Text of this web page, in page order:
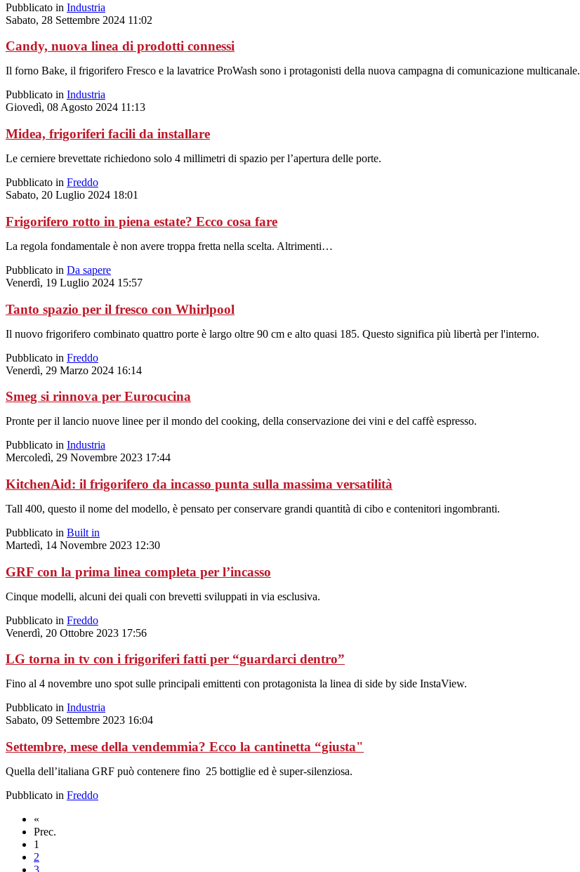
Pubblicato in Industria
Sabato, 28 Settembre 2024 11:02
Candy, nuova linea di prodotti connessi
Il forno Bake, il frigorifero Fresco e la lavatrice ProWash sono i protagonisti della nuova campagna di comunicazione multicanale.
Pubblicato in Industria
Giovedì, 08 Agosto 2024 11:13
Midea, frigoriferi facili da installare
Le cerniere brevettate richiedono solo 4 millimetri di spazio per l’apertura delle porte.
Pubblicato in Freddo
Sabato, 20 Luglio 2024 18:01
Frigorifero rotto in piena estate? Ecco cosa fare
La regola fondamentale è non avere troppa fretta nella scelta. Altrimenti…
Pubblicato in Da sapere
Venerdì, 19 Luglio 2024 15:57
Tanto spazio per il fresco con Whirlpool
Il nuovo frigorifero combinato quattro porte è largo oltre 90 cm e alto quasi 185. Questo significa più libertà per l'interno.
Pubblicato in Freddo
Venerdì, 29 Marzo 2024 16:14
Smeg si rinnova per Eurocucina
Pronte per il lancio nuove linee per il mondo del cooking, della conservazione dei vini e del caffè espresso.
Pubblicato in Industria
Mercoledì, 29 Novembre 2023 17:44
KitchenAid: il frigorifero da incasso punta sulla massima versatilità
Tall 400, questo il nome del modello, è pensato per conservare grandi quantità di cibo e contenitori ingombranti.
Pubblicato in Built in
Martedì, 14 Novembre 2023 12:30
GRF con la prima linea completa per l’incasso
Cinque modelli, alcuni dei quali con brevetti sviluppati in via esclusiva.
Pubblicato in Freddo
Venerdì, 20 Ottobre 2023 17:56
LG torna in tv con i frigoriferi fatti per “guardarci dentro”
Fino al 4 novembre uno spot sulle principali emittenti con protagonista la linea di side by side InstaView.
Pubblicato in Industria
Sabato, 09 Settembre 2023 16:04
Settembre, mese della vendemmia? Ecco la cantinetta “giusta"
Quella dell’italiana GRF può contenere fino 25 bottiglie ed è super-silenziosa.
Pubblicato in Freddo
«
Prec.
1
2